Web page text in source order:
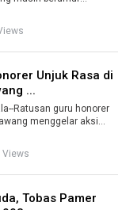
Unjuk Rasa di
...
Ratusan guru honorer
menggelar aksi
Tobas Pamer